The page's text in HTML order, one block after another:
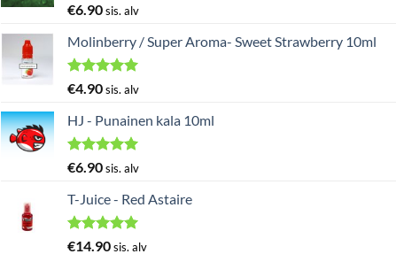
Arvostelu
5.00/ 5
€6.90sis. alv
Molinberry / Super Aroma- Sweet Strawberry 10ml
Arvostelu
5.00
/ 5
€4.90sis. alv
HJ - Punainen kala 10ml
Arvostelu
5.00
/ 5
€6.90sis. alv
T-Juice - Red Astaire
Arvostelu
€14.90sis. alv